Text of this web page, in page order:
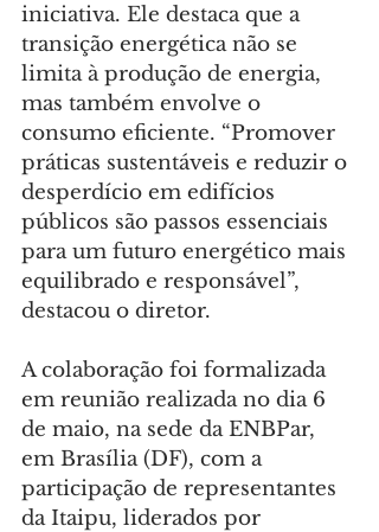
iniciativa. Ele destaca que a
transição energética não se
limita à produção de energia,
mas também envolve o
consumo eficiente. “Promover
práticas sustentáveis e reduzir o
desperdício em edifícios
públicos são passos essenciais
para um futuro energético mais
equilibrado e responsável”,
destacou o diretor.
A colaboração foi formalizada
em reunião realizada no dia 6
de maio, na sede da ENBPar,
em Brasília (DF), com a
participação de representantes
da Itaipu, liderados por